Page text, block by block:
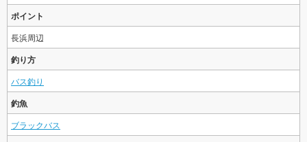
ポイント
長浜周辺
釣り方
バス釣り
釣魚
ブラックバス